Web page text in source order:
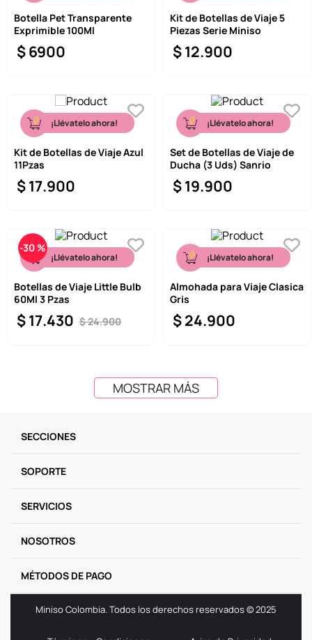
Botella Pet Transparente
Exprimible 100Ml
$6900
Kit de Botellas de Viaje 5
Piezas Serie Miniso
$12.900
¡Llévatelo ahora!
Kit de Botellas de Viaje Azul
11Pzas
$17.900
¡Llévatelo ahora!
Set de Botellas de Viaje de
Ducha (3 Uds) Sanrio
$19.900
-30 %
¡Llévatelo ahora!
Botellas de Viaje Little Bulb
60Ml 3 Pzas
$24.900
$17.430
¡Llévatelo ahora!
Almohada para Viaje Clasica
Gris
$24.900
MOSTRAR MÁS
SECCIONES
SOPORTE
SERVICIOS
NOSOTROS
MÉTODOS DE PAGO
Miniso Colombia. Todos los derechos reservados © 2025